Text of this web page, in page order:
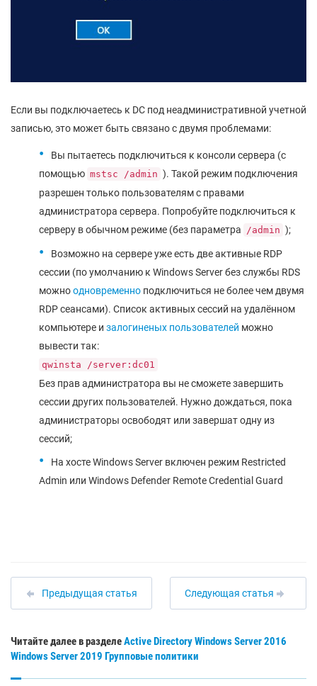
Если вы подключаетесь к DC под неадминистративной учетной
записью, это может быть связано с двумя проблемами:
Вы пытаетесь подключиться к консоли сервера (с
помощью mstsc /admin ). Такой режим подключения
разрешен только пользователям с правами
администратора сервера. Попробуйте подключиться к
серверу в обычном режиме (без параметра
/admin );
Возможно на сервере уже есть две активные RDP
сессии (по умолчанию к Windows Server без службы RDS
можноодновременно подключиться не более чем двумя
RDP сеансами). Список активных сессий на удалённом
компьютере и залогиненых пользователей можно
вывести так:
qwinsta /server:dc01
Без прав администратора вы не сможете завершить
сессии других пользователей. Нужно дождаться, пока
администраторы освободят или завершат одну из
сессий;
На хосте Windows Server включен режим Restricted
Admin или Windows Defender Remote Credential Guard
Предыдущая статья Следующая статья
Читайте далее в разделеActive DirectoryWindows Server 2016
Windows Server 2019 Групповые политики